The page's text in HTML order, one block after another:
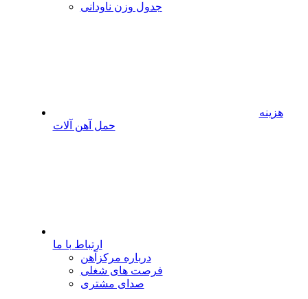
جدول وزن ناودانی
هزینه
حمل آهن آلات
ارتباط با ما
درباره مرکزآهن
فرصت های شغلی
صدای مشتری